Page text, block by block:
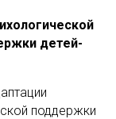
детей-
поддержки